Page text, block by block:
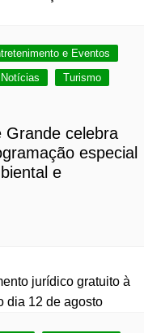
e Eventos
Notícias
Turismo
Grande celebra
especial
e